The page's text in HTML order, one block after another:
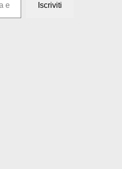
Iscriviti